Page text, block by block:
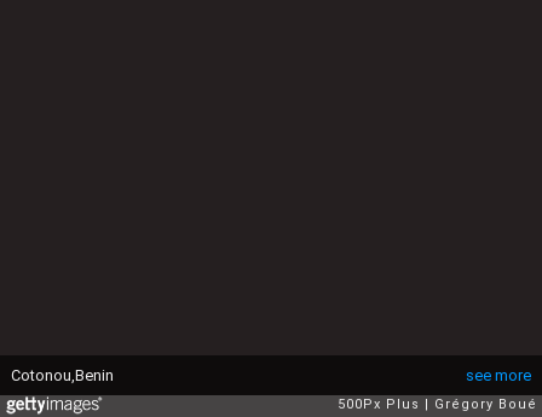
see more
Cotonou,Benin
500Px Plus Grégory Boué